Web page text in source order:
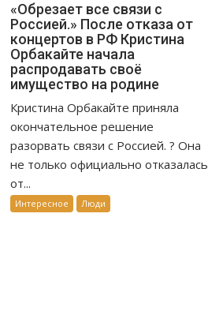
«Обрезает все связи с
Россией.» После отказа от
концертов в РФ Кристина
Орбакайте начала
распродавать своё
имущество на родине
Кристина Орбакайте приняла
окончательное решение
разорвать связи с Россией. ? Она
не только официально отказалась
от...
Интересное Люди